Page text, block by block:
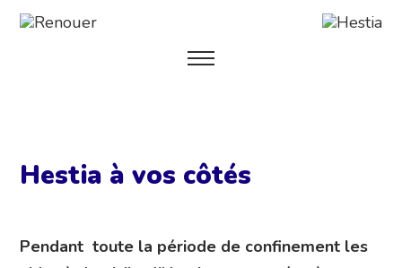
Hestia à vos côtés
Pendant toute la période de confinement les